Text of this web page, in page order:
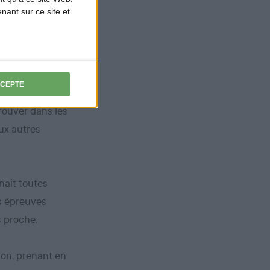
sur ce site et
de son choix
des
à installer
dans les
autres
toutes
épreuves
proche.
prenant en